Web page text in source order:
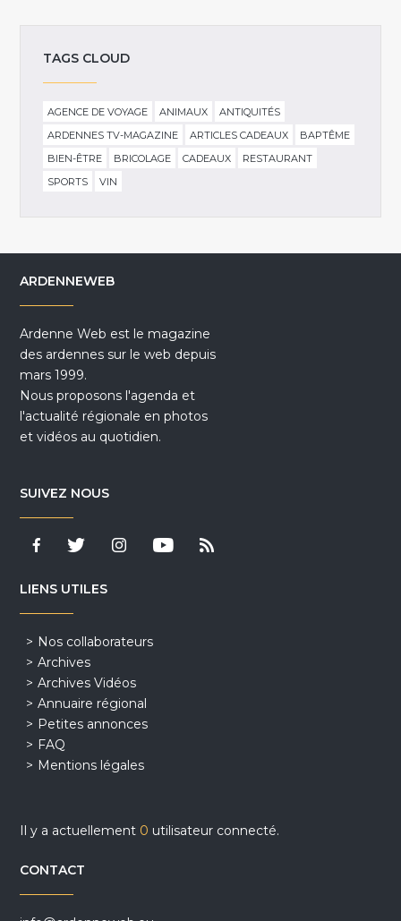
TAGS CLOUD
AGENCE DE VOYAGE ANIMAUX
ANTIQUITÉS
ARDENNES TV-MAGAZINE
ARTICLES CADEAUX
BAPTÊME
BIEN-ÊTRE
BRICOLAGE CADEAUX
RESTAURANT
SPORTS
VIN
ARDENNEWEB
Ardenne Web est le magazine
des ardennes sur le web depuis
mars 1999.
Nous proposons l'agenda et
l'actualité régionale en photos
et vidéos au quotidien.
SUIVEZ NOUS
LIENS UTILES
Nos collaborateurs
Archives
Archives Vidéos
Annuaire régional
Petites annonces
FAQ
Mentions légales
Il y a actuellement 0 utilisateur connecté.
CONTACT